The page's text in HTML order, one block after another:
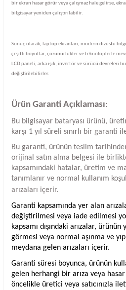
bir ekran hasar görür veya çalışmaz hale gelirse,
bilgisayar yeniden çalıştırılabilir.
Sonuç olarak, laptop ekranları, modern dizüstü
çeşitli boyutlar, çözünürlükler ve teknolojilerle
LCD paneli, arka ışık, invertör ve sürücü devreleri
değiştirilebilirler.
Ürün Garanti Açıklaması:
Bu bilgisayar bataryası ürünü,
karşı 1 yıl süreli sınırlı bir garanti
Bu garanti, ürünün teslim
orijinal satın alma belgesi ile
kapsamındaki hatalar, üretim ve
tanımlanır ve normal kullanım
arızaları içerir.
Garanti kapsamında yer alan
değiştirilmesi veya iade edilmesi
kapsamı dışındaki arızalar, ürünün
görmesi veya normal aşınma ve
meydana gelen arızaları içerir.
Garanti süresi boyunca, ürünün
gelen herhangi bir arıza veya
öncelikle üretici veya satıcınızla